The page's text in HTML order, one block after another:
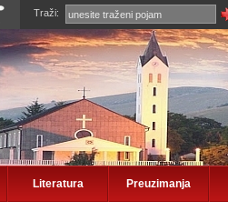
Traži:
Literatura Preuzimanja